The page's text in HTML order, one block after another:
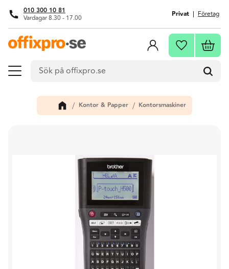
Meny
010 300 10 81
Vardagar 8.30 - 17.00 Privat Företag
Favoriter
Kontor & Papper Kontorsmaskiner